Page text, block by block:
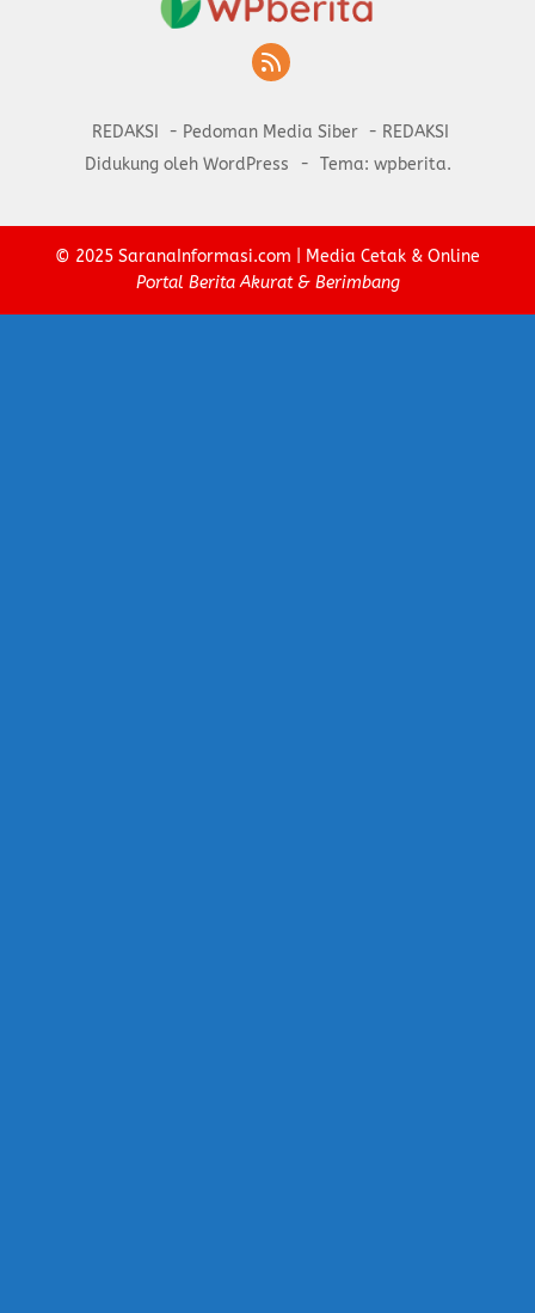
REDAKSI Pedoman Media Siber
REDAKSI
Didukung oleh WordPress
- Tema: wpberita.
© 2025 SaranaInformasi.com | Media Cetak & Online
Portal Berita Akurat & Berimbang